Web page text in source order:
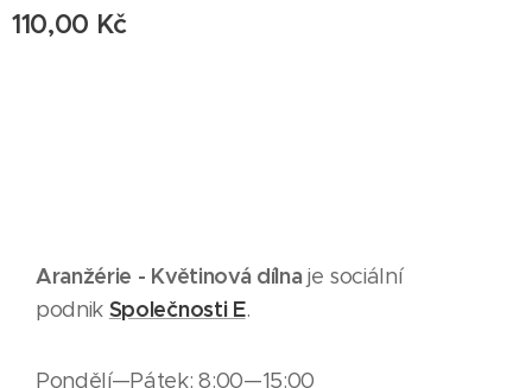
110,00 Kč
Aranžérie - Květinová dílnaje sociální
podnik Společnosti E.
Pondělí—Pátek: 8:00—15:00